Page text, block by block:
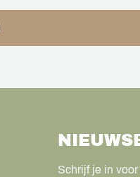
Schrijf je in